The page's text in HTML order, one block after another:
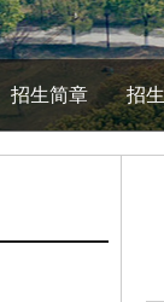
招生简章 招